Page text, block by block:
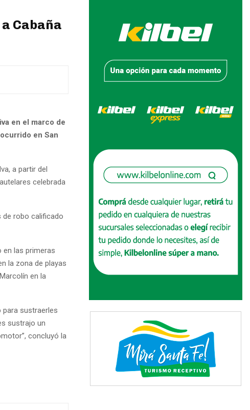
Cabaña
en el marco de
en San
a partir del
celebrada
de robo calificado
en las primeras
la zona de playas
en la
para sustraerles
sustrajo un
concluyó la